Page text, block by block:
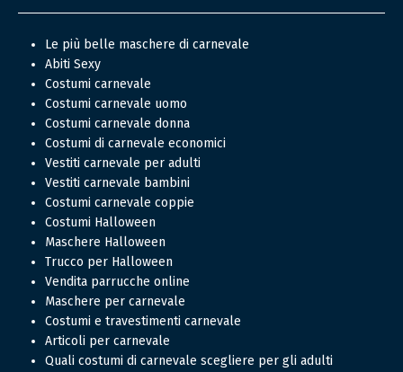
Le più belle maschere di carnevale
Abiti Sexy
Costumi carnevale
Costumi carnevale uomo
Costumi carnevale donna
Costumi di carnevale economici
Vestiti carnevale per adulti
Vestiti carnevale bambini
Costumi carnevale coppie
Costumi Halloween
Maschere Halloween
Trucco per Halloween
Vendita parrucche online
Maschere per carnevale
Costumi e travestimenti carnevale
Articoli per carnevale
Quali costumi di carnevale scegliere per gli adulti